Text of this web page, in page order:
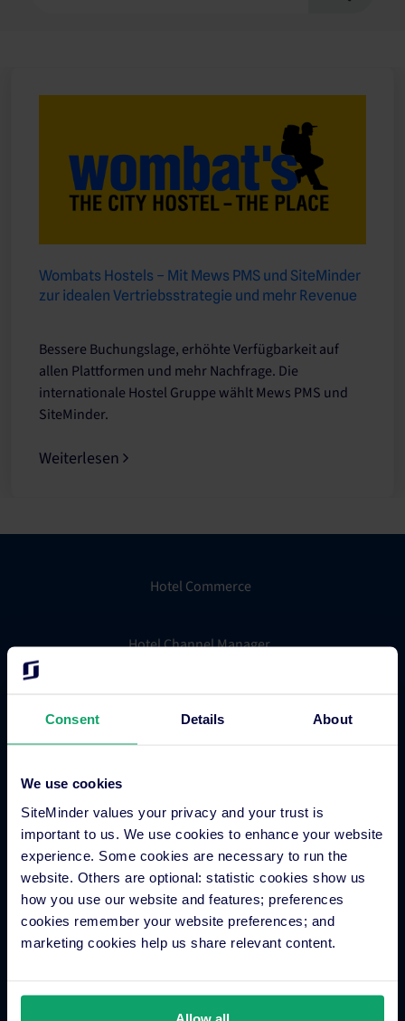
Consent Details About
We use cookies
SiteMinder values your privacy and your trust is
important to us. We use cookies to enhance your website
experience. Some cookies are necessary to run the
website. Others are optional: statistic cookies show us
how you use our website and features; preferences
cookies remember your website preferences; and
marketing cookies help us share relevant content.
Allow all
Wombats Hostels – Mit Mews PMS und SiteMinder
zur idealen Vertriebsstrategie und mehr Revenue
Bessere Buchungslage, erhöhte Verfügbarkeit auf
allen Plattformen und mehr Nachfrage. Die
internationale Hostel Gruppe wählt Mews PMS und
SiteMinder.
Weiterlesen
Hotel Commerce
Hotel Channel Manager
Gäste-Engagement
Buchungssystem für Hotels
Mobile App für unterwegs
Business Insights für Hotels
Multi-Property
Hotel App Store